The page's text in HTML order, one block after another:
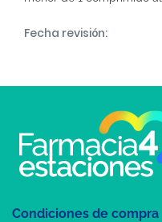
Fecha revisión:
Condiciones de compra